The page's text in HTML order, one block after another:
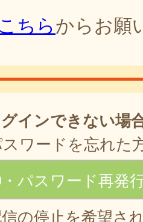
こちらからお願
インできない場
スワードを忘れた
パスワード再発
の停止を希望さ